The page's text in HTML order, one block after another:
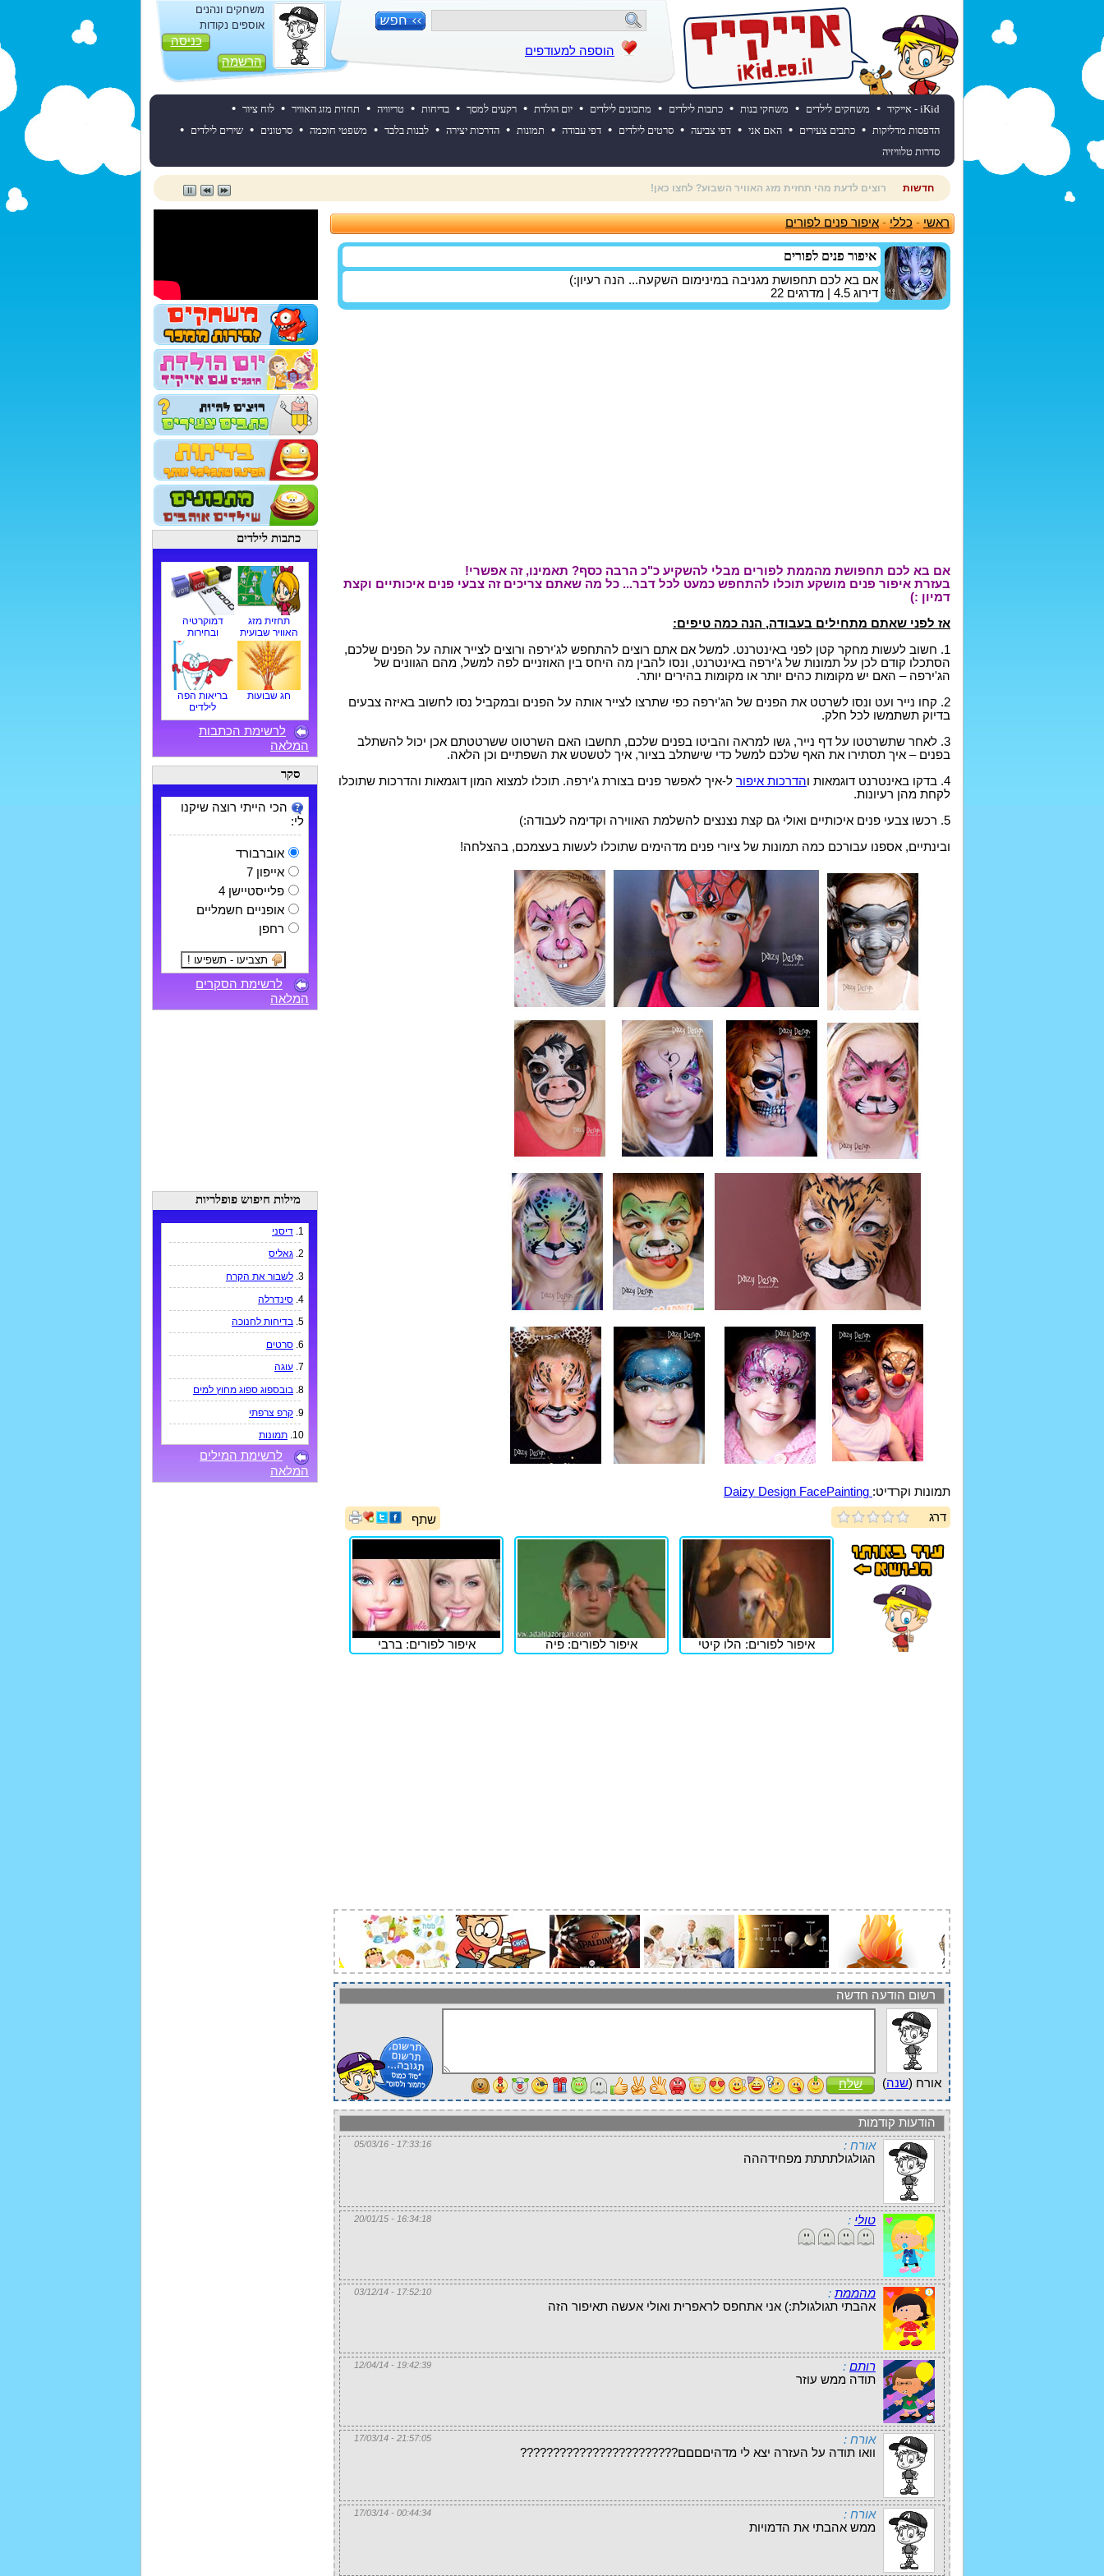
הוספה למעודפים
משחקים ונהנים
אוספים נקודות
כניסה
הרשמה
iKid - אייקיד • משחקים לילדים • משחקי בנות • כתבות לילדים • מתכונים לילדים • יום הולדת • רקעים למסך • בדיחות • טריוויה • תחזית מזג האוויר • לוח ציור •
הדפסות מדליקות • כתבים צעירים • האם אני • דפי צביעה • סרטים לילדים • דפי עבודה • תמונות • הדרכות יצירה • לבנות בלבד • משפטי חוכמה • סרטונים • שירים לילדים •
סדרות טלוויזיה
חדשות חוגגים יום הולדת? כנסו לאתר יום ההולדת של אייקיד! למעבר לאתר לחצו כאן
ראשי-כללי-איפור פנים לפורים
איפור פנים לפורים
אם בא לכם תחפושת מגניבה במינימום השקעה... הנה רעיון:)
דירוג 4.5 | מדרגים 22
אם בא לכם תחפושת מהממת לפורים מבלי להשקיע כ"כ הרבה כסף? תאמינו, זה אפשרי!
בעזרת איפור פנים מושקע תוכלו להתחפש כמעט לכל דבר... כל מה שאתם צריכים זה צבעי פנים איכותיים וקצת
דמיון :)
אז לפני שאתם מתחילים בעבודה, הנה כמה טיפים:
1. חשוב לעשות מחקר קטן לפני באינטרנט. למשל אם אתם רוצים להתחפש לג'ירפה ורוצים לצייר אותה על הפנים שלכם,
הסתכלו קודם לכן על תמונות של ג'ירפה באינטרנט, ונסו להבין מה היחס בין האוזניים לפה למשל, מהם הגוונים של
הג'ירפה – האם יש מקומות כהים יותר או מקומות בהירים יותר.
2. קחו נייר ועט ונסו לשרטט את הפנים של הג'ירפה כפי שתרצו לצייר אותה על הפנים ובמקביל נסו לחשוב באיזה צבעים
בדיוק תשתמשו לכל חלק.
3. לאחר שתשרטטו על דף נייר, גשו למראה והביטו בפנים שלכם, תחשבו האם השרטוט ששרטטתם אכן יכול להשתלב
בפנים – איך תסתירו את האף שלכם למשל כדי שישתלב בציור, איך לטשטש את השפתיים וכן הלאה.
4. בדקו באינטרנט דוגמאות ו
הדרכות איפור ל-איך לאפשר פנים בצורת ג'ירפה. תוכלו למצוא המון דוגמאות והדרכות שתוכלו
לקחת מהן רעיונות.
5. רכשו צבעי פנים איכותיים ואולי גם קצת נצנצים להשלמת האווירה וקדימה לעבודה:)
ובינתיים, אספנו עבורכם כמה תמונות של ציורי פנים מדהימים שתוכלו לעשות בעצמכם, בהצלחה!
תמונות וקרדיט:
דרג
שתף
איפור לפורים: הלו קיטי איפור לפורים: פיה איפור לפורים: ברבי
רשום הודעה חדשה
אורח (שנה) שלח
הודעות קודמות
אורח :
17:33:16 - 05/03/16
הגולגולתתתת מפחידההה
טולי :
16:34:18 - 20/01/15
מהממת :
17:52:10 - 03/12/14
אהבתי תגולגולת:) אני אתחפס לראפרית ואולי אעשה תאיפור הזה
רותם :
19:42:39 - 12/04/14
תודה ממש עוזר
אורח : 21:57:05 - 17/03/14
וואו תודה על העזרה יצא לי מדהיםםםם????????????????????????
אורח : 00:44:34 - 17/03/14
ממש אהבתי את הדמויות
כתבות לילדים
תחזית מזג
האוויר שבועית
דמוקרטיה
ובחירות
חג שבועות
בריאות הפה
לילדים
לרשימת הכתבות
המלאה
סקר
הכי הייתי רוצה שיקנו
לי:
אוברבורד
אייפון 7
פלייסטיישן 4
אופניים חשמליים
רחפן
לרשימת הסקרים
המלאה
מילות חיפוש פופלריות
1. דיסני
2. גאליס
3. לשבור את הקרח
4. סינדרלה
5. בדיחות לחנוכה
6. סרטים
7. עוגה
8. בובספוג ספוג מחוץ למים
9. קרפ צרפתי
10. תמונות
לרשימת המילים
המלאה